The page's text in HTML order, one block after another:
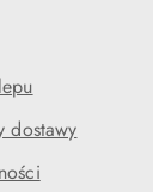
dostawy